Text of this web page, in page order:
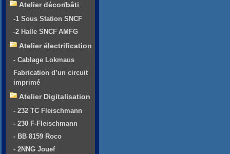
Atelier décor/bâti
-1 Sous Station SNCF
-2 Halle SNCF AMFG
Atelier électrification
- Cablage Lokmaus
Fabrication d’un circuit
imprimé
Atelier Digitalisation
- 232 TC Fleischmann
- 230 F-Fleischmann
- BB 8159 Roco
- 2NNG Jouef